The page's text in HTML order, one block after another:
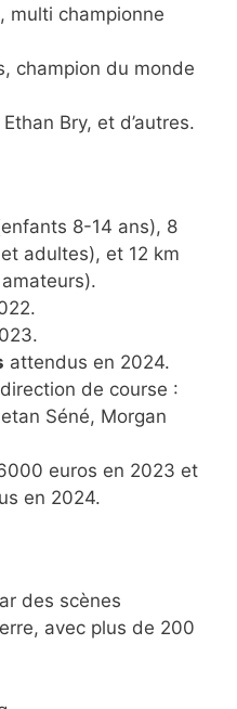
multi championne
champion du monde
Bry, et d’autres.
8-14 ans), 8
adultes), et 12 km
attendus en 2024.
de course :
Séné, Morgan
euros en 2023 et
en 2024.
des scènes
avec plus de 200